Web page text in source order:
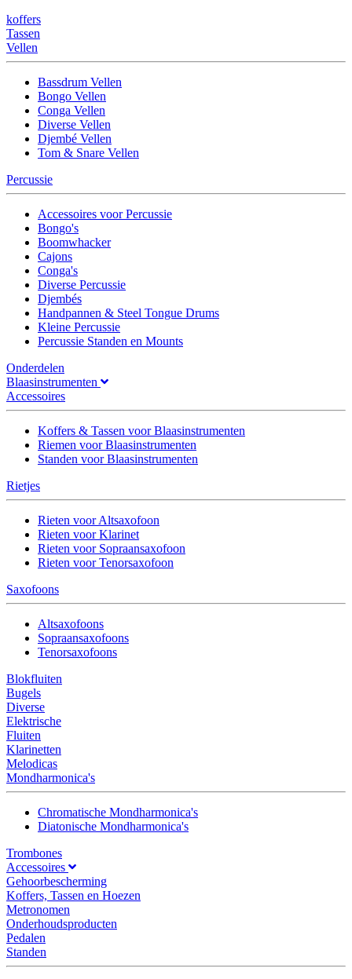
koffers
Tassen
Vellen
Bassdrum Vellen
Bongo Vellen
Conga Vellen
Diverse Vellen
Djembé Vellen
Tom & Snare Vellen
Percussie
Accessoires voor Percussie
Bongo's
Boomwhacker
Cajons
Conga's
Diverse Percussie
Djembés
Handpannen & Steel Tongue Drums
Kleine Percussie
Percussie Standen en Mounts
Onderdelen
Blaasinstrumenten
Accessoires
Koffers & Tassen voor Blaasinstrumenten
Riemen voor Blaasinstrumenten
Standen voor Blaasinstrumenten
Rietjes
Rieten voor Altsaxofoon
Rieten voor Klarinet
Rieten voor Sopraansaxofoon
Rieten voor Tenorsaxofoon
Saxofoons
Altsaxofoons
Sopraansaxofoons
Tenorsaxofoons
Blokfluiten
Bugels
Diverse
Elektrische
Fluiten
Klarinetten
Melodicas
Mondharmonica's
Chromatische Mondharmonica's
Diatonische Mondharmonica's
Trombones
Accessoires
Gehoorbescherming
Koffers, Tassen en Hoezen
Metronomen
Onderhoudsproducten
Pedalen
Standen